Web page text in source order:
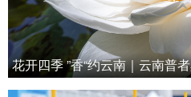
花开四季 ”香“约云南｜云南普